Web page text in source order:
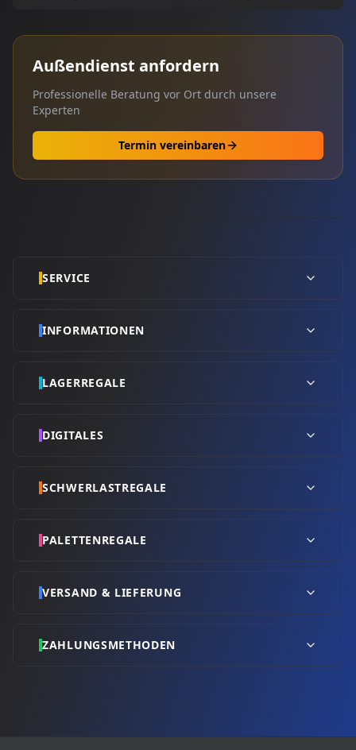
Außendienst anfordern
Professionelle Beratung vor Ort durch unsere
Experten
Termin vereinbaren
SERVICE
INFORMATIONEN
LAGERREGALE
DIGITALES
SCHWERLASTREGALE
PALETTENREGALE
VERSAND & LIEFERUNG
ZAHLUNGSMETHODEN